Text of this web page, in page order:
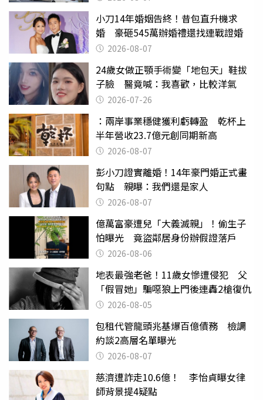
小刀14年婚姻告終！昔包直升機求
婚 豪砸545萬辦婚禮還找連戰證婚
2026-08-07
24歲女做正顎手術變「地包天」鞋拔
子臉 醫竟喊：我喜歡，比較洋氣
2026-07-26
：兩岸事業穩健獲利虧轉盈 乾杯上
半年營收23.7億元創同期新高
2026-08-07
彭小刀證實離婚！14年豪門婚正式畫
句點 親曝：我們還是家人
2026-08-07
億萬富豪遭兒「大義滅親」！偷生子
怕曝光 竟盜鄰居身份辦假證落戶
2026-08-06
地表最強老爸！11歲女慘遭侵犯 父
「假冒她」騙噁狼上門後連轟2槍復仇
2026-08-05
包租代管龍頭兆基爆百億債務 檢調
約談2高層名單曝光
2026-08-07
慈濟遭詐走10.6億！ 李怡貞曝女律
師背景提4疑點